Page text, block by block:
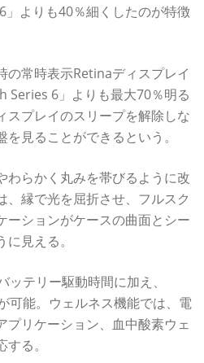
よりも40％細くしたのが特徴
の常時表示Retinaディスプレイ
Series 6」よりも最大70％明る
スプレイのスリープを解除しな
見ることができるという。
わらかく丸みを帯びるように改
、縁で光を屈折させ、フルスク
ーションがケースの曲面とシー
見える。
テリー駆動時間に加え、
可能。ウェルネス機能では、電
プリケーション、血中酸素ウェ
る。